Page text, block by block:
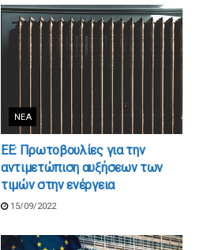
ΝΈΑ
ΕΕ: Πρωτοβουλίες για την
αντιμετώπιση αυξήσεων των
τιμών στην ενέργεια
15/09/2022